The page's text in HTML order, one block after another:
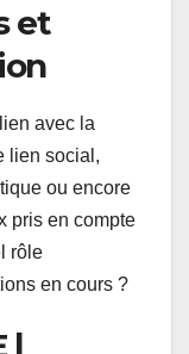
et
avec la
lien social,
ou encore
pris en compte
rôle
en cours ?